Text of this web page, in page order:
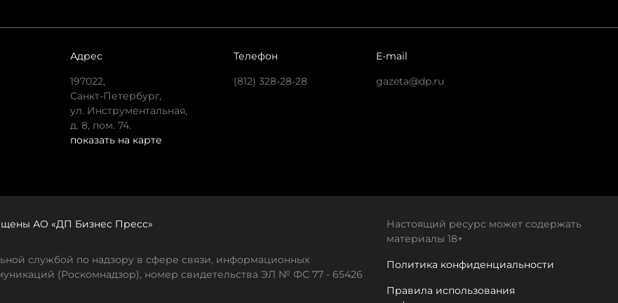
Адрес
197022,
Санкт-Петербург,
ул. Инструментальная,
д. 8, пом. 74.
показать на карте
Телефон
(812) 328-28-28
E-mail
gazeta@dp.ru
АО «ДП Бизнес Пресс»
службой по надзору в сфере связи, информационных
(Роскомнадзор), номер свидетельства ЭЛ № ФС 77 - 65426
Настоящий ресурс может содержать
материалы 18+
Политика конфиденциальности
Правила использования